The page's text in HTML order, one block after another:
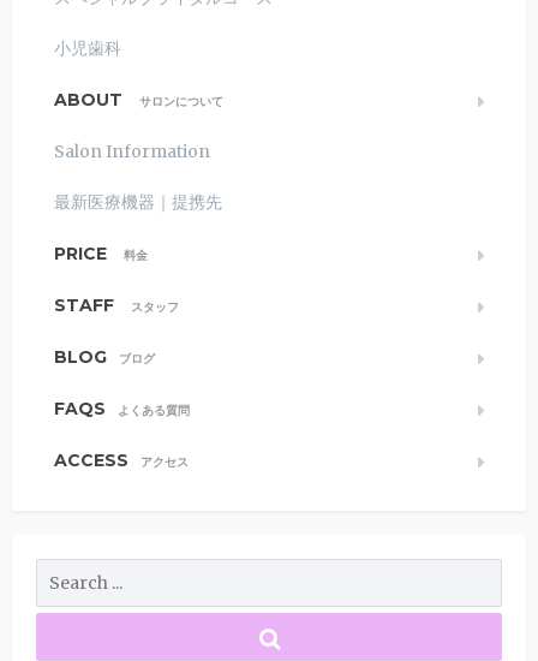
小児歯科
ABOUT サロンについて
Salon Information
最新医療機器｜提携先
PRICE 料金
STAFF スタッフ
BLOG ブログ
FAQS よくある質問
ACCESS アクセス